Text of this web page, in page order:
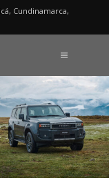
Cundinamarca,
MENÚ